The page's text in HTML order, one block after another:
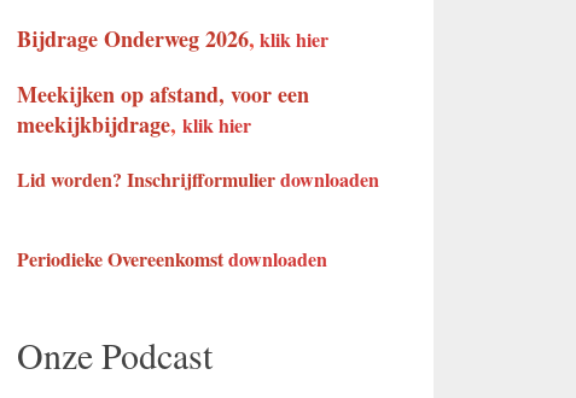
Bijdrage Onderweg 2026, klik hier
Meekijken op afstand, voor een
meekijkbijdrage, klik hier
Lid worden? Inschrijfformulierdownloaden
Periodieke Overeenkomstdownloaden
Onze Podcast